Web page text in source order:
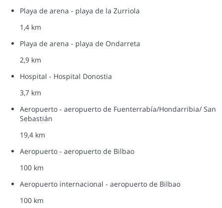
Playa de arena - playa de la Zurriola
1,4 km
Playa de arena - playa de Ondarreta
2,9 km
Hospital - Hospital Donostia
3,7 km
Aeropuerto - aeropuerto de Fuenterrabía/Hondarribia/ San
Sebastián
19,4 km
Aeropuerto - aeropuerto de Bilbao
100 km
Aeropuerto internacional - aeropuerto de Bilbao
100 km